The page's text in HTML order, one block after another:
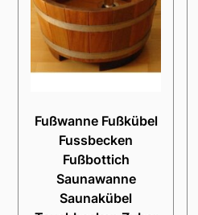
Fußwanne Fußkübel
Fussbecken
Fußbottich
Saunawanne
Saunakübel